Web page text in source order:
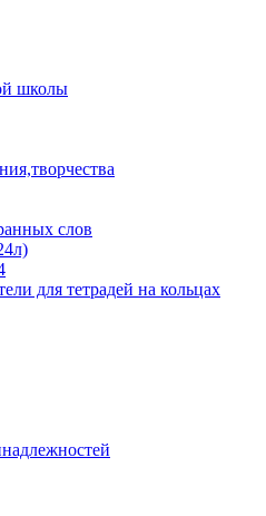
школы
слов
для тетрадей на кольцах